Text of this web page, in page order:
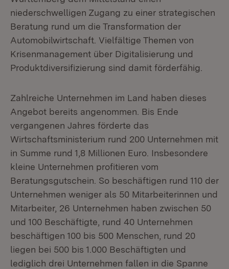
niederschwelligen Zugang zu einer strategischen
Beratung rund um die Transformation der
Automobilwirtschaft. Vielfältige Themen von
Krisenmanagement über Digitalisierung und
Produktdiversifizierung sind damit förderfähig.
Zahlreiche Unternehmen im Land haben dieses
Angebot bereits angenommen. Bis Ende
vergangenen Jahres förderte das
Wirtschaftsministerium rund 200 Unternehmen mit
in Summe rund 1,8 Millionen Euro. Insbesondere
kleine Unternehmen profitieren vom
Beratungsgutschein. So beschäftigen rund 110 der
Unternehmen weniger als 50 Mitarbeiterinnen und
Mitarbeiter, 26 Unternehmen haben zwischen 50
und 100 Beschäftigte, rund 40 Unternehmen
beschäftigen 100 bis 500 Menschen, rund 20
liegen bei 500 bis 1.000 Beschäftigten und
lediglich drei Unternehmen fallen in die Spanne